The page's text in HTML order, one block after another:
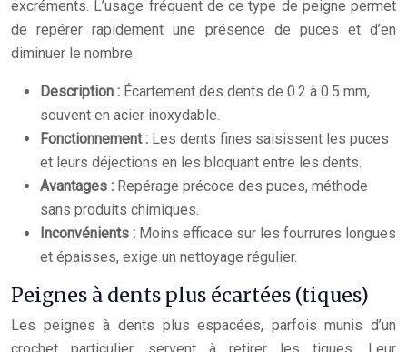
excréments. L’usage fréquent de ce type de peigne permet
de repérer rapidement une présence de puces et d’en
diminuer le nombre.
Description : Écartement des dents de 0.2 à 0.5 mm,
souvent en acier inoxydable.
Fonctionnement : Les dents fines saisissent les puces
et leurs déjections en les bloquant entre les dents.
Avantages : Repérage précoce des puces, méthode
sans produits chimiques.
Inconvénients : Moins efficace sur les fourrures longues
et épaisses, exige un nettoyage régulier.
Peignes à dents plus écartées (tiques)
Les peignes à dents plus espacées, parfois munis d’un